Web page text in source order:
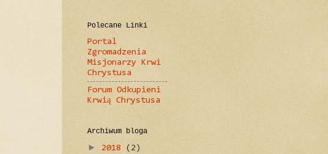
Polecane Linki
Portal
Zgromadzenia
Misjonarzy Krwi
Chrystusa
Forum Odkupieni
Krwią Chrystusa
Archiwum bloga
► 2018 (2)